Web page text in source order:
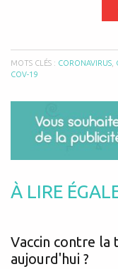
MOTS CLÉS : CORONAVIRUS
COV-19
À LIRE
Vaccin contre la
aujourd'hui ?